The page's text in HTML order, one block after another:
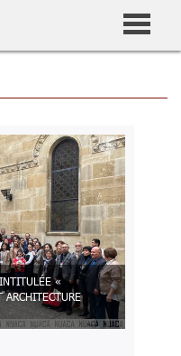
«
ARCHITECTURE